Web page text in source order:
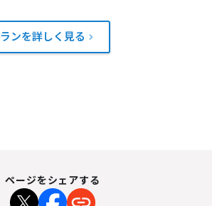
ンを詳しく見る
ページをシェアする